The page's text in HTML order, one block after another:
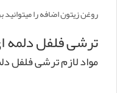
روغن زیتون اضافه را
ترشی فلفل دلمه
مواد لازم ترشی فلفل